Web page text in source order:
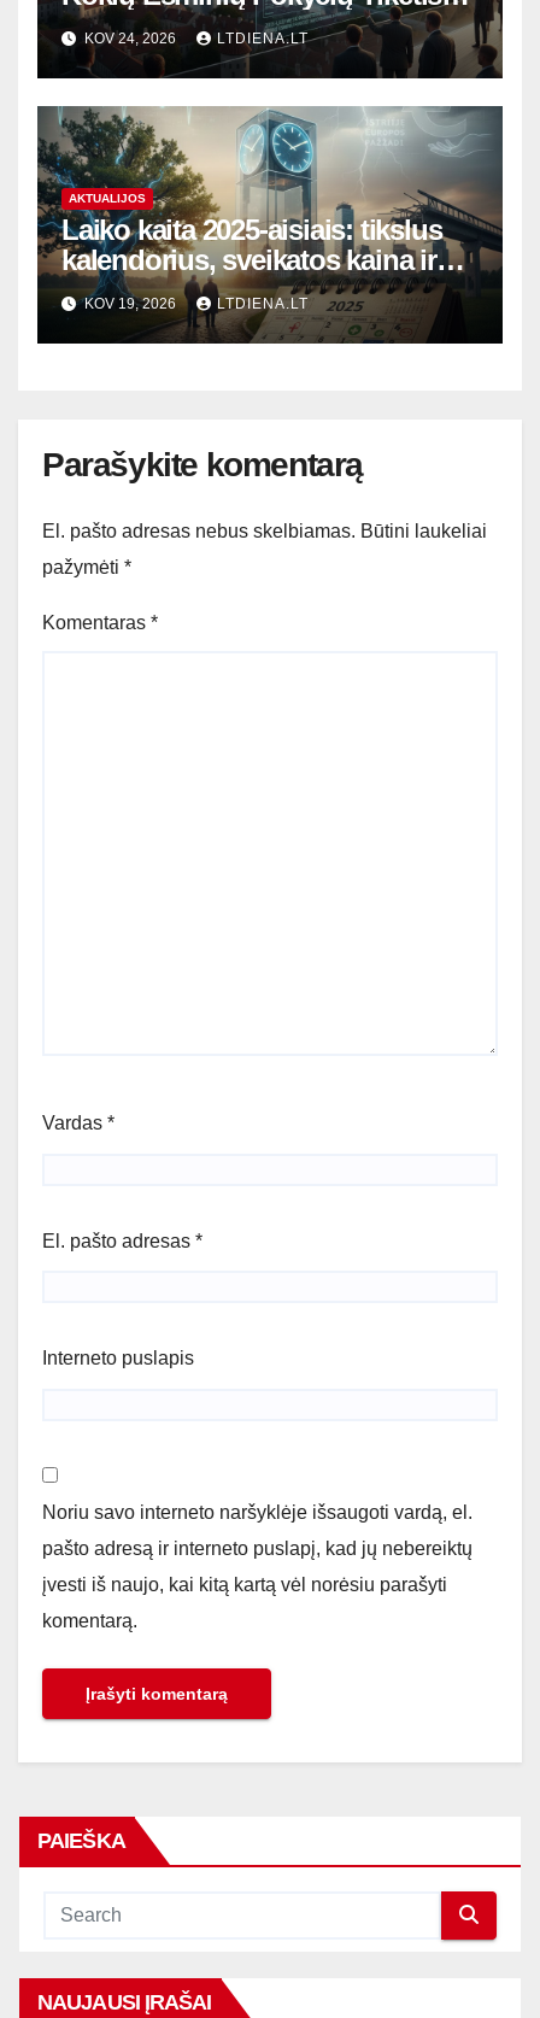
Lietuvoje ir Pasaulyje?
KOV 24, 2026 LTDIENA.LT
AKTUALIJOS
Laiko kaita 2025-aisiais: tikslus
kalendorius, sveikatos kaina ir
įstrigę Europos pažadai
KOV 19, 2026 LTDIENA.LT
Parašykite komentarą
El. pašto adresas nebus skelbiamas. Būtini laukeliai
pažymėti *
Komentaras *
Vardas *
El. pašto adresas *
Interneto puslapis
Noriu savo interneto naršyklėje išsaugoti vardą, el.
pašto adresą ir interneto puslapį, kad jų nebereiktų
įvesti iš naujo, kai kitą kartą vėl norėsiu parašyti
komentarą.
PAIEŠKA
NAUJAUSI ĮRAŠAI